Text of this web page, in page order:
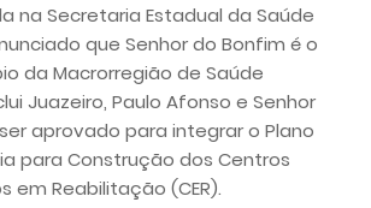
na Secretaria Estadual da Saúde
que Senhor do Bonfim é o
da Macrorregião de Saúde
Juazeiro, Paulo Afonso e Senhor
aprovado para integrar o Plano
para Construção dos Centros
em Reabilitação (CER).